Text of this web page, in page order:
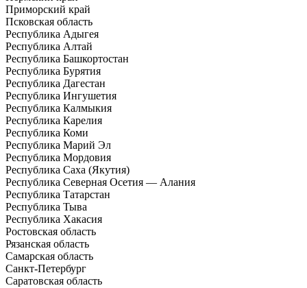
Приморский край
Псковская область
Республика Адыгея
Республика Алтай
Республика Башкортостан
Республика Бурятия
Республика Дагестан
Республика Ингушетия
Республика Калмыкия
Республика Карелия
Республика Коми
Республика Марий Эл
Республика Мордовия
Республика Саха (Якутия)
Республика Северная Осетия — Алания
Республика Татарстан
Республика Тыва
Республика Хакасия
Ростовская область
Рязанская область
Самарская область
Санкт-Петербург
Саратовская область